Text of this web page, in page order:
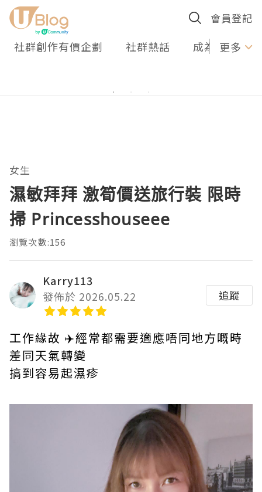
會員登記
社群創作有價企劃 社群熱話 成為U更多
女生
濕敏拜拜 激筍價送旅行裝 限時
掃 Princesshouseee
瀏覽次數:156
Karry113
發佈於 2026.05.22
追蹤
工作緣故 ✈️經常都需要適應唔同地方嘅時
差同天氣轉變
搞到容易起濕疹